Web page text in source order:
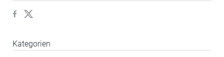
Kategorien